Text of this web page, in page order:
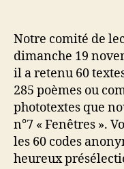
Notre comité de
dimanche 19
il a retenu 60
285 poèmes ou
phototextes que
n°7 « Fenêtres ».
les 60 codes
heureux